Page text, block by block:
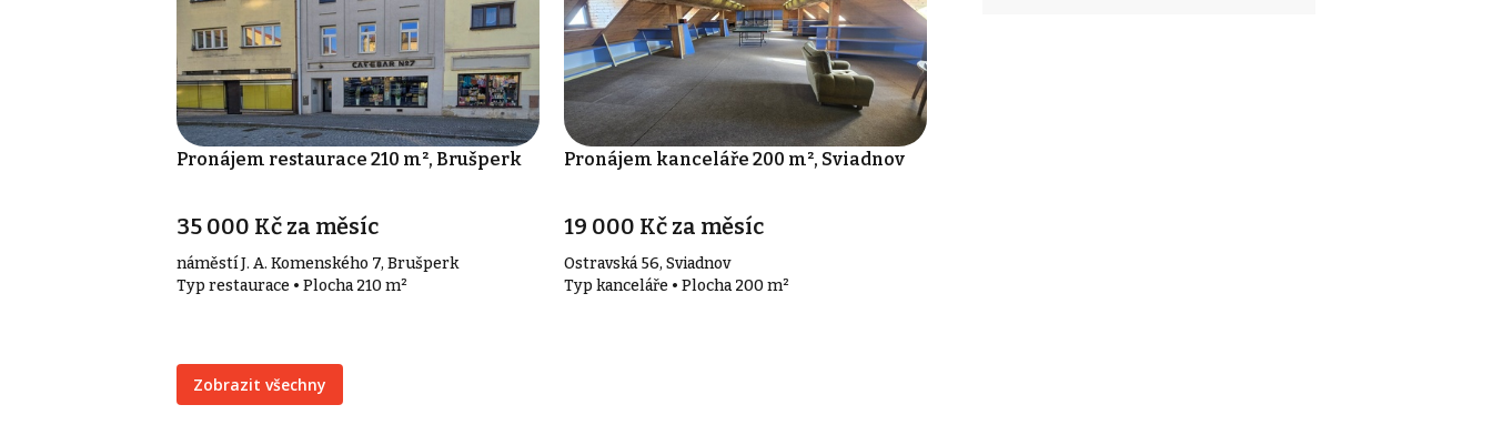
Pronájem restaurace 210 m², Brušperk
35 000 Kč za měsíc
náměstí J. A. Komenského 7, Brušperk
Typ restaurace • Plocha 210 m²
Pronájem kanceláře 200 m², Sviadnov
19 000 Kč za měsíc
Ostravská 56, Sviadnov
Typ kanceláře • Plocha 200 m²
Zobrazit všechny